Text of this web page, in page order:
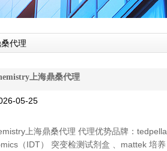
代理
上海鼎桑代理
05-25
上海鼎桑代理 代理优势品牌：tedpella
（IDT） 突变检测试剂盒 、mattek 培养